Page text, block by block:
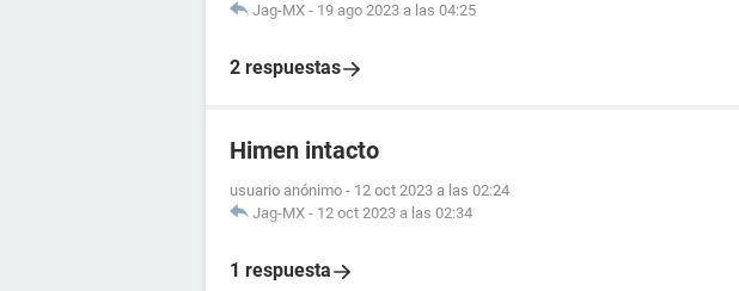
Jag-MX - 19 ago 2023 a las 04:25
2 respuestas
Himen intacto
usuario anónimo - 12 oct 2023 a las 02:24
Jag-MX - 12 oct 2023 a las 02:34
1 respuesta